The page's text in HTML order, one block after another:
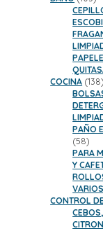
COCINA 138
PAÑO
5858
PARA
Y
VARIOS
CONTROL